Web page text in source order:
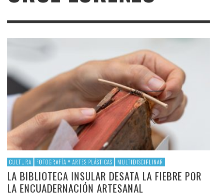
CULTURA FOTOGRAFÍA Y ARTES PLÁSTICAS MULTIDISCIPLINAR
LA BIBLIOTECA INSULAR DESATA LA FIEBRE POR
LA ENCUADERNACIÓN ARTESANAL